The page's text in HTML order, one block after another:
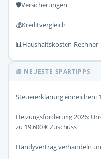
🛡️Versicherungen
💰Kreditvergleich
📊Haushaltskosten-Rechner
📰 NEUESTE SPARTIPPS
Steuererklärung einreichen:
Heizungsförderung 2026:
zu 19.600 € Zuschuss
Handyvertrag verhandeln